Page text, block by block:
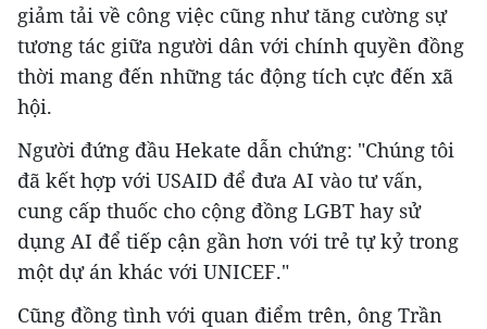
giảm tải về công việc cũng như tăng cường sự
tương tác giữa người dân với chính quyền đồng
thời mang đến những tác động tích cực đến xã
hội.
Người đứng đầu Hekate dẫn chứng: "Chúng tôi
đã kết hợp với USAID để đưa AI vào tư vấn,
cung cấp thuốc cho cộng đồng LGBT hay sử
dụng AI để tiếp cận gần hơn với trẻ tự kỷ trong
một dự án khác với UNICEF."
Cũng đồng tình với quan điểm trên, ông Trần